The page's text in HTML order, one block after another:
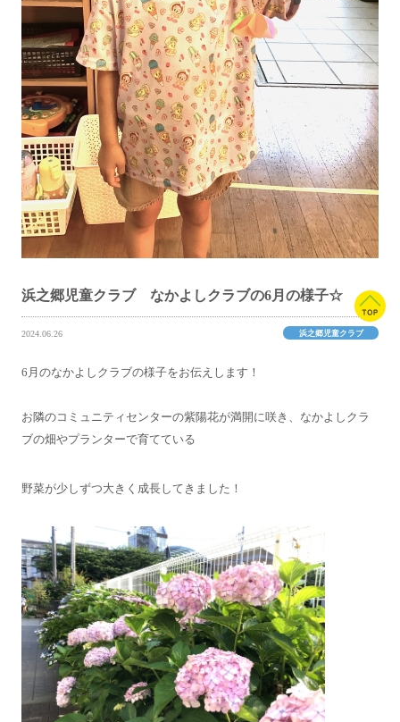
浜之郷児童クラブ なかよしクラブの6月の様子☆
2024.06.26 浜之郷児童クラブ
6月のなかよしクラブの様子をお伝えします！
お隣のコミュニティセンターの紫陽花が満開に咲き、なかよしクラ
ブの畑やプランターで育てている
野菜が少しずつ大きく成長してきました！